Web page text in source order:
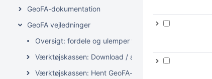
GeoFA-dokumentation
GeoFA vejledninger
Oversigt: fordele og ulemper ved de forskellige
Værktøjskassen: Download / analysér GeoFA-data
Værktøjskassen: Hent GeoFA-data i GIS